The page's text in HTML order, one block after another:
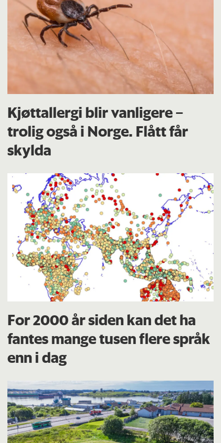
Kjøttallergi blir vanligere –
trolig også i Norge. Flått får
skylda
For 2000 år siden kan det ha
fantes mange tusen flere språk
enn i dag